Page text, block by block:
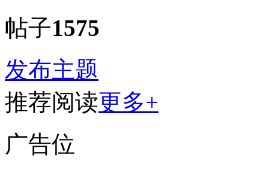
帖子1575
发布主题
推荐阅读更多+
广告位